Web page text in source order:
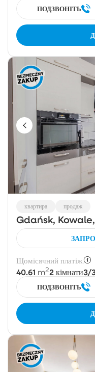
ПОДЗВОНІТЬ
квартира продаж
Gdańsk,
Щомісячний платіж:
40.61 m22 кімнати3/
ПОДЗВОНІТЬ